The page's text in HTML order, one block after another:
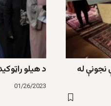
نجونې له
د هیلو
01/26/2023